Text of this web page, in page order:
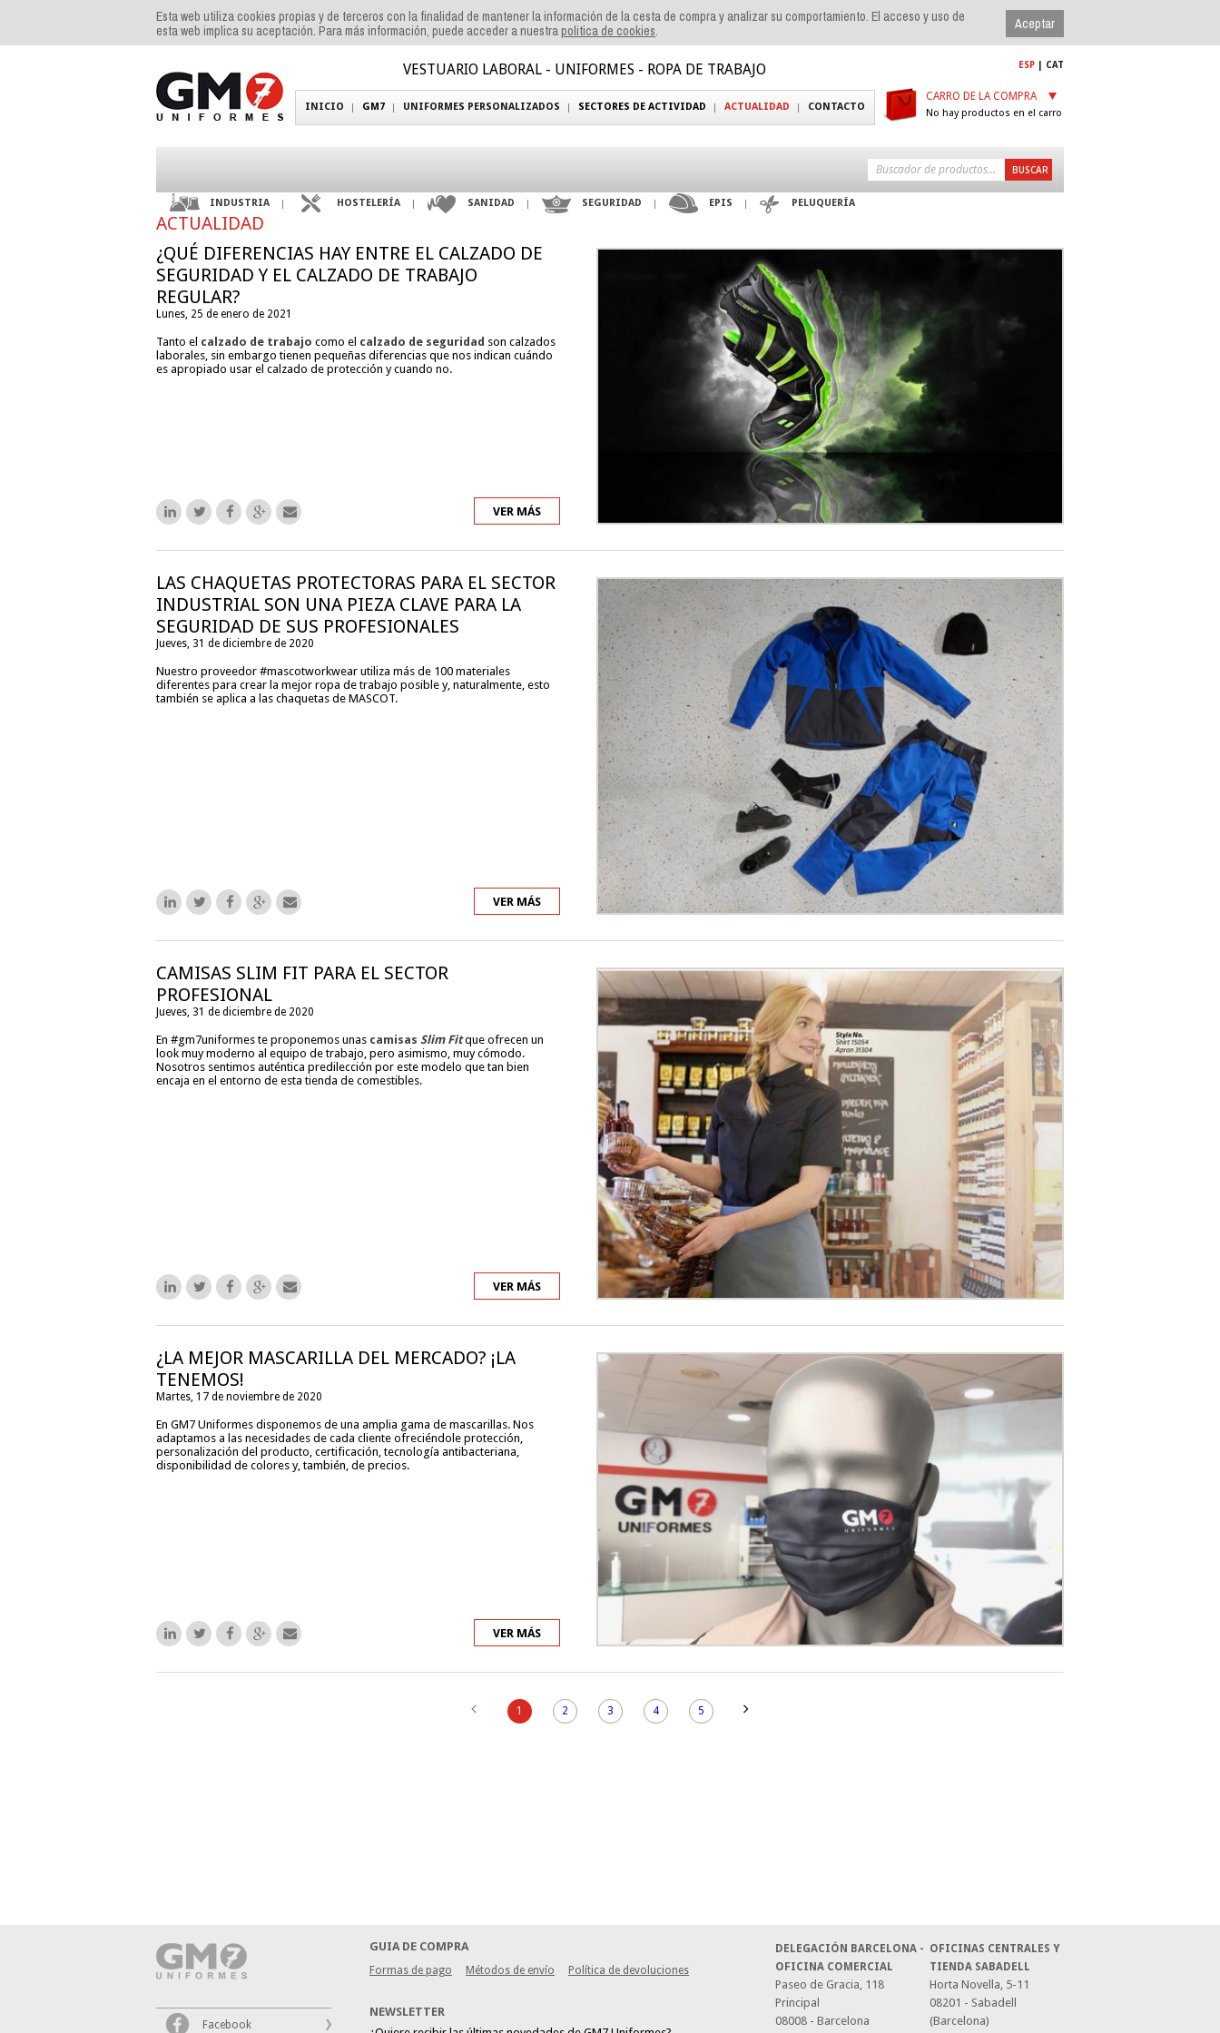
Esta web utiliza cookies propias y de terceros con la finalidad de mantener la información de la cesta de compra y analizar su comportamiento. El acceso y uso de
esta web implica su aceptación. Para más información, puede acceder a nuestrapolitica de cookies.
VESTUARIO LABORAL - UNIFORMES - ROPA DE TRABAJO ESP CAT
CARRO DE LA COMPRA
No hay productos en el carro
INICIO GM7 UNIFORMES PERSONALIZADOS SECTORES DE ACTIVIDAD ACTUALIDAD CONTACTO
INDUSTRIA HOSTELERÍA SANIDAD SEGURIDAD EPIS PELUQUERÍA
ACTUALIDAD
¿QUÉ DIFERENCIAS HAY ENTRE EL CALZADO DE
SEGURIDAD Y EL CALZADO DE TRABAJO
REGULAR?
Lunes, 25 de enero de 2021
Tanto el calzado de trabajo como el calzado de seguridad son calzados
laborales, sin embargo tienen pequeñas diferencias que nos indican cuándo
es apropiado usar el calzado de protección y cuando no.
VER MÁS
LAS CHAQUETAS PROTECTORAS PARA EL SECTOR
INDUSTRIAL SON UNA PIEZA CLAVE PARA LA
SEGURIDAD DE SUS PROFESIONALES
Jueves, 31 de diciembre de 2020
Nuestro proveedor #mascotworkwear utiliza más de 100 materiales
diferentes para crear la mejor ropa de trabajo posible y, naturalmente, esto
también se aplica a las chaquetas de MASCOT.
VER MÁS
CAMISAS SLIM FIT PARA EL SECTOR
PROFESIONAL
Jueves, 31 de diciembre de 2020
En #gm7uniformes te proponemos unas camisas Slim Fit que ofrecen un
look muy moderno al equipo de trabajo, pero asimismo, muy cómodo.
Nosotros sentimos auténtica predilección por este modelo que tan bien
encaja en el entorno de esta tienda de comestibles.
VER MÁS
¿LA MEJOR MASCARILLA DEL MERCADO? ¡LA
TENEMOS!
Martes, 17 de noviembre de 2020
En GM7 Uniformes disponemos de una amplia gama de mascarillas. Nos
adaptamos a las necesidades de cada cliente ofreciéndole protección,
personalización del producto, certificación, tecnología antibacteriana,
disponibilidad de colores y, también, de precios.
VER MÁS
1 2 3 4 5
Facebook
OFICINAS CENTRALES Y
TIENDA SABADELL
Horta Novella, 5-11
08201 - Sabadell
(Barcelona)
DELEGACIÓN BARCELONA -
OFICINA COMERCIAL
Paseo de Gracia, 118
Principal
08008 - Barcelona
GUIA DE COMPRA
Formas de pago Métodos de envío Política de devoluciones
NEWSLETTER